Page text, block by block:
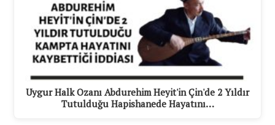
Uygur Halk Ozanı Abdurehim Heyit'in Çin'de 2 Yıldır
Tutulduğu Hapishanede Hayatını…